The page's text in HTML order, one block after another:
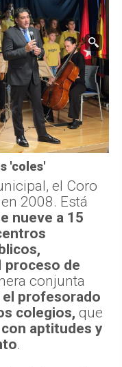
'coles'
el Coro
2008. Está
nueve a 15
proceso de
conjunta
profesorado
colegios, que
aptitudes y
.